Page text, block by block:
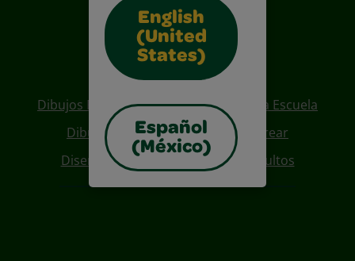
English
(United
States)
Español
(México)
Also of Interest
Dibujos Para Colorear De Regreso A La Escuela
Dibujos De Personajes Para Colorear
Diseños Para Coloreables Para Adultos